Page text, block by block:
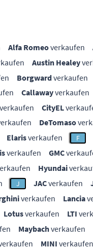
Alfa Romeoverkaufen
Austin Healey
Borgwardverkaufen
Callawayverkaufen
verkaufen CityEL
DeTomaso
Elarisverkaufen F
verkaufen GMC
Hyundai
J JACverkaufen
verkaufen Lancia
Lotusverkaufen LTI
Maybachverkaufen
MINI verkaufen